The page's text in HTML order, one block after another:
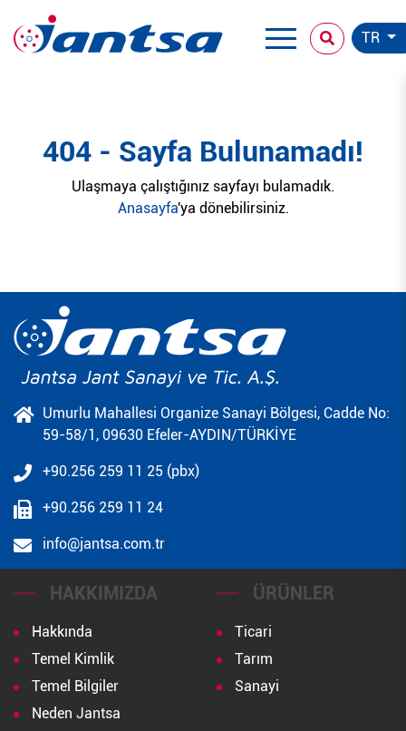
TR
404 - Sayfa Bulunamadı!
Ulaşmaya çalıştığınız sayfayı bulamadık.
Anasayfa'ya dönebilirsiniz.
Umurlu Mahallesi Organize Sanayi Bölgesi, Cadde No:
59-58/1, 09630 Efeler-AYDIN/TÜRKİYE
+90.256 259 11 25 (pbx)
+90.256 259 11 24
info@jantsa.com.tr
HAKKIMIZDA
Hakkında
Temel Kimlik
Temel Bilgiler
Neden Jantsa
ÜRÜNLER
Ticari
Tarım
Sanayi